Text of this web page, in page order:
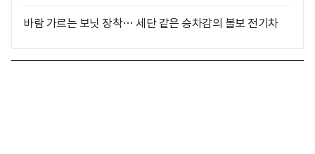
바람 가르는 보닛 장착… 세단 같은 승차감의 볼보 전기차